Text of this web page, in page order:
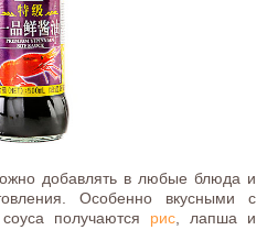
добавлять в любые блюда и
Особенно вкусными с
получаются рис, лапша и